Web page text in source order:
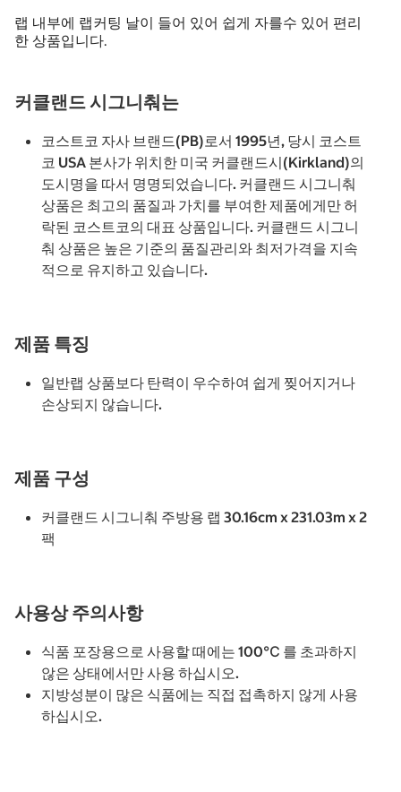
랩 내부에 랩커팅 날이 들어 있어 쉽게 자를수 있어 편리
한 상품입니다.
커클랜드 시그니춰는
코스트코 자사 브랜드(PB)로서 1995년, 당시 코스트
코 USA 본사가 위치한 미국 커클랜드시(Kirkland)의
도시명을 따서 명명되었습니다. 커클랜드 시그니춰
상품은 최고의 품질과 가치를 부여한 제품에게만 허
락된 코스트코의 대표 상품입니다. 커클랜드 시그니
춰 상품은 높은 기준의 품질관리와 최저가격을 지속
적으로 유지하고 있습니다.
제품 특징
일반랩 상품보다 탄력이 우수하여 쉽게 찢어지거나
손상되지 않습니다.
제품 구성
커클랜드 시그니춰 주방용 랩 30.16cm x 231.03m x 2
팩
사용상 주의사항
식품 포장용으로 사용할 때에는 100℃ 를 초과하지
않은 상태에서만 사용 하십시오.
지방성분이 많은 식품에는 직접 접촉하지 않게 사용
하십시오.